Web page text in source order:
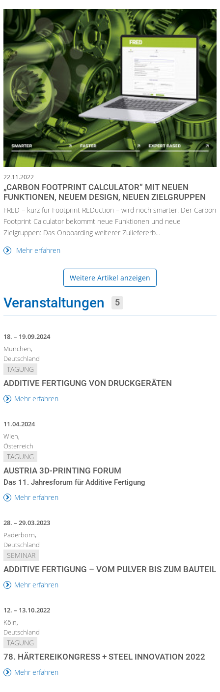
22.11.2022
„CARBON FOOTPRINT CALCULATOR“ MIT NEUEN
FUNKTIONEN, NEUEM DESIGN, NEUEN ZIELGRUPPEN
FRED – kurz für Footprint REDuction – wird noch smarter. Der Carbon
Footprint Calculator bekommt neue Funktionen und neue
Zielgruppen: Das Onboarding weiterer Zuliefererb...
Mehr erfahren
Weitere Artikel anzeigen
Veranstaltungen 5
18. – 19.09.2024
München,
Deutschland
TAGUNG
ADDITIVE FERTIGUNG VON DRUCKGERÄTEN
Mehr erfahren
11.04.2024
Wien,
Österreich
TAGUNG
AUSTRIA 3D-PRINTING FORUM
Das 11. Jahresforum für Additive Fertigung
Mehr erfahren
28. – 29.03.2023
Paderborn,
Deutschland
SEMINAR
ADDITIVE FERTIGUNG – VOM PULVER BIS ZUM BAUTEIL
Mehr erfahren
12. – 13.10.2022
Köln,
Deutschland
TAGUNG
78. HÄRTEREIKONGRESS + STEEL INNOVATION 2022
Mehr erfahren